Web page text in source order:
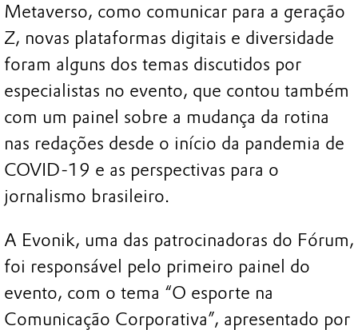
Metaverso, como comunicar para a geração
Z, novas plataformas digitais e diversidade
foram alguns dos temas discutidos por
especialistas no evento, que contou também
com um painel sobre a mudança da rotina
nas redações desde o início da pandemia de
COVID-19 e as perspectivas para o
jornalismo brasileiro.
A Evonik, uma das patrocinadoras do Fórum,
foi responsável pelo primeiro painel do
evento, com o tema “O esporte na
Comunicação Corporativa”, apresentado por